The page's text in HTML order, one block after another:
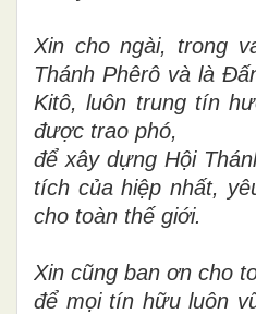
Xin cho ngài, trong
Thánh Phêrô và là
Kitô, luôn trung tín
được trao phó,
để xây dựng Hội
tích của hiệp nhất,
cho toàn thế giới.
Xin cũng ban ơn cho
để mọi tín hữu luôn